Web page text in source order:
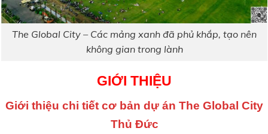
The Global City – Các mảng xanh đã phủ khắp, tạo nên
không gian trong lành
GIỚI THIỆU
Giới thiệu chi tiết cơ bản dự án The Global City
Thủ Đức